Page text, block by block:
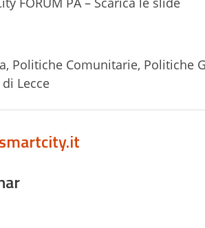
Politiche Comunitarie, Politiche
Lecce